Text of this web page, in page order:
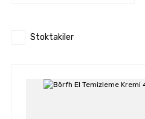
Stoktakiler